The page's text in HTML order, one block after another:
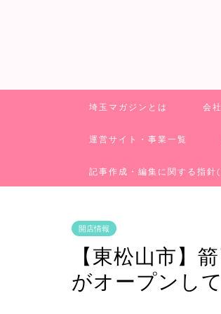
埼玉マガジンとは 会
運営サイト・事業一覧
記事作成・編集に関する指
開店情報
【東松山市】
がオープンし